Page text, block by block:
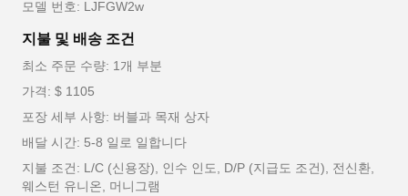
모델 번호: LJFGW2w
지불 및 배송 조건
최소 주문 수량: 1개 부분
가격: $ 1105
포장 세부 사항: 버블과 목재 상자
배달 시간: 5-8 일로 일합니다
지불 조건: L/C (신용장), 인수 인도, D/P (지급도 조건), 전신환,
웨스턴 유니온, 머니그램